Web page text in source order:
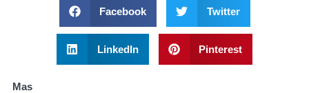
Facebook Twitter
LinkedIn Pinterest
Mas